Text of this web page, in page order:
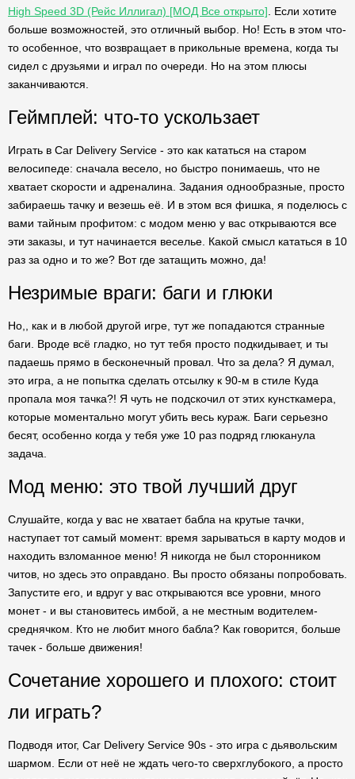
High Speed 3D (Рейс Иллигал) [МОД Все открыто] . Если хотите
больше возможностей, это отличный выбор. Но! Есть в этом что-
то особенное, что возвращает в прикольные времена, когда ты
сидел с друзьями и играл по очереди. Но на этом плюсы
заканчиваются.
Геймплей: что-то ускользает
Играть в Car Delivery Service - это как кататься на старом
велосипеде: сначала весело, но быстро понимаешь, что не
хватает скорости и адреналина. Задания однообразные, просто
забираешь тачку и везешь её. И в этом вся фишка, я поделюсь с
вами тайным профитом: с модом меню у вас открываются все
эти заказы, и тут начинается веселье. Какой смысл кататься в 10
раз за одно и то же? Вот где затащить можно, да!
Незримые враги: баги и глюки
Но,, как и в любой другой игре, тут же попадаются странные
баги. Вроде всё гладко, но тут тебя просто подкидывает, и ты
падаешь прямо в бесконечный провал. Что за дела? Я думал,
это игра, а не попытка сделать отсылку к 90-м в стиле Куда
пропала моя тачка?! Я чуть не подскочил от этих кунсткамера,
которые моментально могут убить весь кураж. Баги серьезно
бесят, особенно когда у тебя уже 10 раз подряд глюканула
задача.
Мод меню: это твой лучший друг
Слушайте, когда у вас не хватает бабла на крутые тачки,
наступает тот самый момент: время зарываться в карту модов и
находить взломанное меню! Я никогда не был сторонником
читов, но здесь это оправдано. Вы просто обязаны попробовать.
Запустите его, и вдруг у вас открываются все уровни, много
монет - и вы становитесь имбой, а не местным водителем-
среднячком. Кто не любит много бабла? Как говорится, больше
тачек - больше движения!
Сочетание хорошего и плохого: стоит
ли играть?
Подводя итог, Car Delivery Service 90s - это игра с дьявольским
шармом. Если от неё не ждать чего-то сверхглубокого, а просто